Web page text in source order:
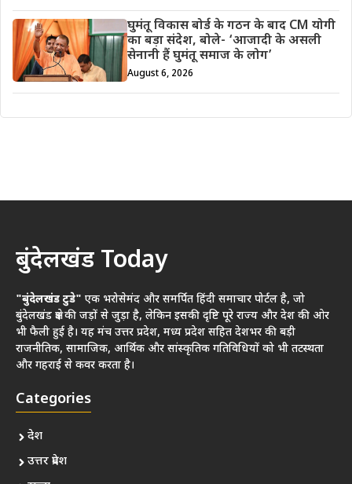
घुमंतू विकास बोर्ड के गठन के बाद CM योगी
का बड़ा संदेश, बोले- ‘आजादी के असली
सेनानी हैं घुमंतू समाज के लोग’
August 6, 2026
बुंदेलखंड Today
"बुंदेलखंड टुडे" एक भरोसेमंद और समर्पित हिंदी समाचार पोर्टल है, जो
बुंदेलखंड क्षेत्र की जड़ों से जुड़ा है, लेकिन इसकी दृष्टि पूरे राज्य और देश की ओर
भी फैली हुई है। यह मंच उत्तर प्रदेश, मध्य प्रदेश सहित देशभर की बड़ी
राजनीतिक, सामाजिक, आर्थिक और सांस्कृतिक गतिविधियों को भी तटस्थता
और गहराई से कवर करता है।
Categories
देश
उत्तर प्रदेश